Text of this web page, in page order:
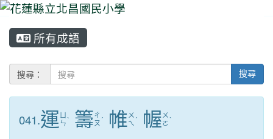
所有成語
搜尋： 搜尋
041.運 ㄣˋ 籌ㄔ
ㄡ ˊ 帷 ㄨ
ㄟ ˊ 幄 ㄨ
ㄛˋ